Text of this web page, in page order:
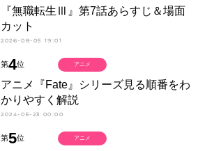
『無職転生Ⅲ』第7話あらすじ＆場面
カット
2026-08-05 19:01
第4位
アニメ『Fate』シリーズ見る順番をわ
かりやすく解説
2024-05-23 00:00
アニメ
第5位 アニメ